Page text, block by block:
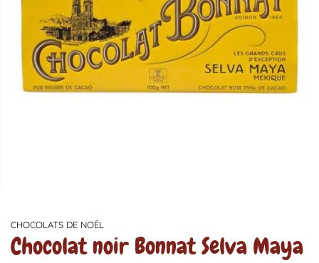
CHOCOLATS DE NOËL
Chocolat noir Bonnat Selva Maya